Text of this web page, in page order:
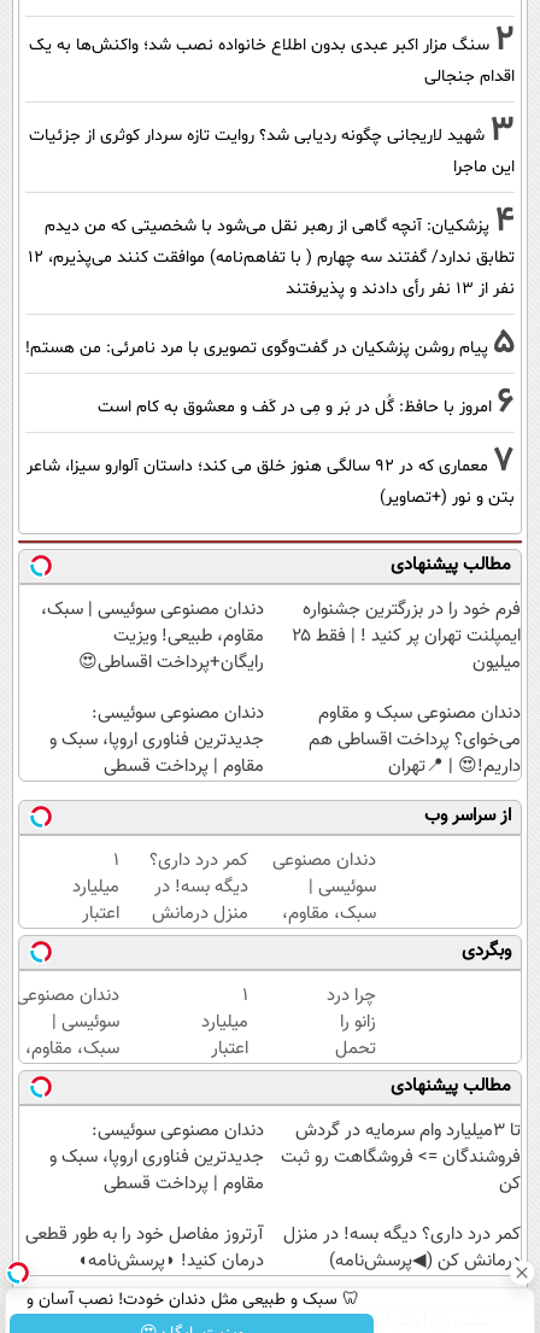
2 سنگ مزار اکبر عبدی بدون اطلاع خانواده نصب شد؛ واکنش‌ها به یک
اقدام جنجالی
3 شهید لاریجانی چگونه ردیابی شد؟ روایت تازه سردار کوثری از جزئیات
این ماجرا
4 پزشکیان‌: آنچه گاهی از رهبر نقل می‌شود با شخصیتی که من دیدم
تطابق ندارد/ گفتند سه چهارم ( با تفاهم‌نامه) موافقت کنند می‌پذیرم، 12
نفر از 13 نفر رأی دادند و پذیرفتند
5 پیام روشن پزشکیان در گفت‌و‌گوی تصویری با مرد نامرئی: من هستم!
6 امروز با حافظ: گُل در بَر و مِی در کَف و معشوق به کام است
7
معماری که در 92 سالگی هنوز خلق می کند؛ داستان آلوارو سیزا، شاعر
بتن و نور (+تصاویر)
مطالب پیشنهادی
فرم خود را در بزرگترین جشنواره
ایمپلنت تهران پر کنید ! | فقط ۲۵
میلیون
دندان مصنوعی سوئیسی | سبک،
مقاوم، طبیعی! ویزیت
رایگان+پرداخت اقساطی😍
دندان مصنوعی سبک و مقاوم
می‌خوای؟ پرداخت اقساطی هم
داریم!😍 | 📍تهران
دندان مصنوعی سوئیسی:
جدیدترین فناوری اروپا، سبک و
مقاوم | پرداخت قسطی
از سراسر وب
دندان مصنوعی
سوئیسی |
سبک، مقاوم،
طبیعی! ویزیت
رایگان+پرداخت
اقساطی😍
کمر درد داری؟
دیگه بسه! در
منزل درمانش
کن
(◀پرسش‌نامه)
۱
میلیارد
اعتبار
خرید
طلا |
بدون
ضامن
و چک
وبگردی
چرا درد
زانو را
تحمل
می‌کنی؟
خیلی
ساده
درمنزل
۱
میلیارد
اعتبار
خرید
طلا |
بدون
ضامن
و چک
دندان مصنوعی
سوئیسی |
سبک، مقاوم،
طبیعی! ویزیت
رایگان+پرداخت
اقساطی😍
مطالب پیشنهادی
تا 3میلیارد وام سرمایه در گردش
فروشندگان => فروشگاهت رو ثبت
کن
دندان مصنوعی سوئیسی:
جدیدترین فناوری اروپا، سبک و
مقاوم | پرداخت قسطی
کمر درد داری؟ دیگه بسه! در منزل
درمانش کن (◀پرسش‌نامه)
آرتروز مفاصل خود را به طور قطعی
درمان کنید! ◗پرسش‌نامه◖
🦷 سبک و طبیعی مثل دندان خودت! نصب آسان و
پرداخت اقساطی 💳 📍 تهران
عصر ایران۲ تماس با ما